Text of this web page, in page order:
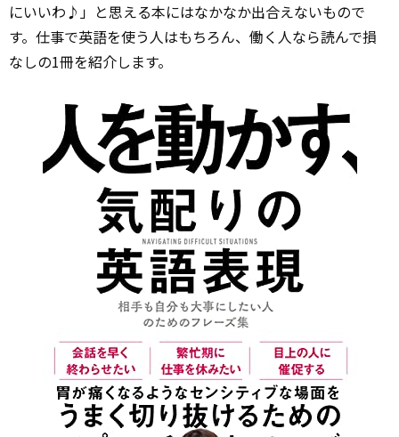
にいいわ♪」と思える本にはなかなか出合えないもので
す。仕事で英語を使う人はもちろん、働く人なら読んで損
なしの1冊を紹介します。